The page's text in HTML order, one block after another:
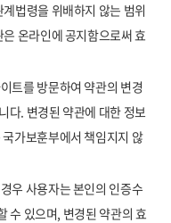
법령을 위배하지 않는 범위
온라인에 공지함으로써 효
트를 방문하여 약관의 변경
다. 변경된 약관에 대한 정보
가보훈부에서 책임지지 않
우 사용자는 본인의 인증수
수 있으며, 변경된 약관의 효